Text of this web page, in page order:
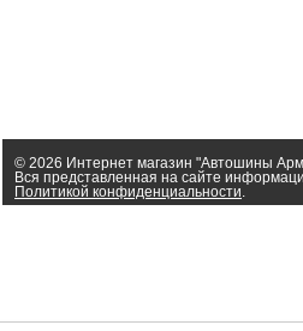
© 2026 Интернет магазин "Автошины
Вся представленная на сайте
Политикой конфиденциальности.